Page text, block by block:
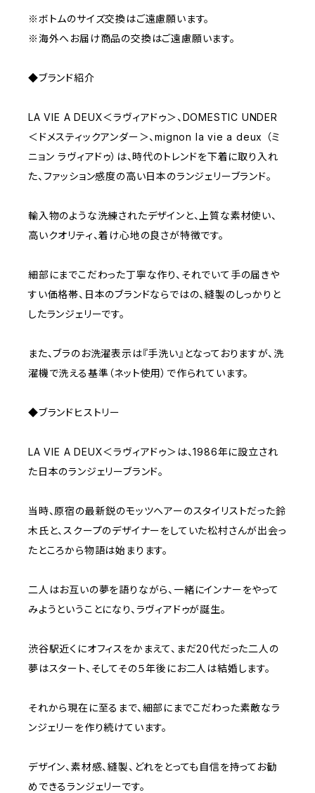
※ボトムのサイズ交換はご遠慮願います。
※海外へお届け商品の交換はご遠慮願います。
◆ブランド紹介
LA VIE A DEUX＜ラヴィアドゥ＞、DOMESTIC UNDER
＜ドメスティックアンダー＞、mignon la vie a deux （ミ
ニョン ラヴィアドゥ）は、時代のトレンドを下着に取り入れ
た、ファッション感度の高い日本のランジェリーブランド。
輸入物のような洗練されたデザインと、上質な素材使い、
高いクオリティ、着け心地の良さが特徴です。
細部にまでこだわった丁寧な作り、それでいて手の届きや
すい価格帯、日本のブランドならではの、縫製のしっかりと
したランジェリーです。
また、ブラのお洗濯表示は『手洗い』となっておりますが、洗
濯機で洗える基準（ネット使用）で作られています。
◆ブランドヒストリー
LA VIE A DEUX＜ラヴィアドゥ＞は、1986年に設立され
た日本のランジェリーブランド。
当時、原宿の最新鋭のモッツヘアーのスタイリストだった鈴
木氏と、スクープのデザイナーをしていた松村さんが出会っ
たところから物語は始まります。
二人はお互いの夢を語りながら、一緒にインナーをやって
みようということになり、ラヴィアドゥが誕生。
渋谷駅近くにオフィスをかまえて、まだ20代だった二人の
夢はスタート、そしてその５年後にお二人は結婚します。
それから現在に至るまで、細部にまでこだわった素敵なラ
ンジェリーを作り続けています。
デザイン、素材感、縫製、どれをとっても自信を持ってお勧
めできるランジェリーです。